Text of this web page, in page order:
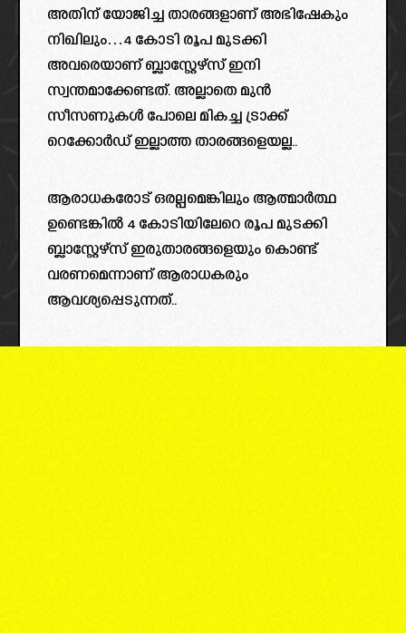
അതിന് യോജിച്ച താരങ്ങളാണ് അഭിഷേകും
നിഖിലും…4 കോടി രൂപ മുടക്കി
അവരെയാണ് ബ്ലാസ്റ്റേഴ്‌സ് ഇനി
സ്വന്തമാക്കേണ്ടത്. അല്ലാതെ മുൻ
സീസണുകൾ പോലെ മികച്ച ട്രാക്ക്
റെക്കോർഡ് ഇല്ലാത്ത താരങ്ങളെയല്ല..
ആരാധകരോട് ഒരല്പമെങ്കിലും ആത്മാർത്ഥ
ഉണ്ടെങ്കിൽ 4 കോടിയിലേറെ രൂപ മുടക്കി
ബ്ലാസ്റ്റേഴ്‌സ് ഇരുതാരങ്ങളെയും കൊണ്ട്
വരണമെന്നാണ് ആരാധകരും
ആവശ്യപ്പെടുന്നത്..